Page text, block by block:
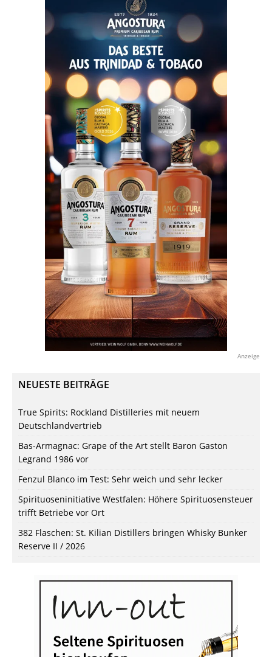
Anzeige
NEUESTE BEITRÄGE
True Spirits: Rockland Distilleries mit neuem
Deutschlandvertrieb
Bas-Armagnac: Grape of the Art stellt Baron Gaston
Legrand 1986 vor
Fenzul Blanco im Test: Sehr weich und sehr lecker
Spirituoseninitiative Westfalen: Höhere Spirituosensteuer
trifft Betriebe vor Ort
382 Flaschen: St. Kilian Distillers bringen Whisky Bunker
Reserve II / 2026